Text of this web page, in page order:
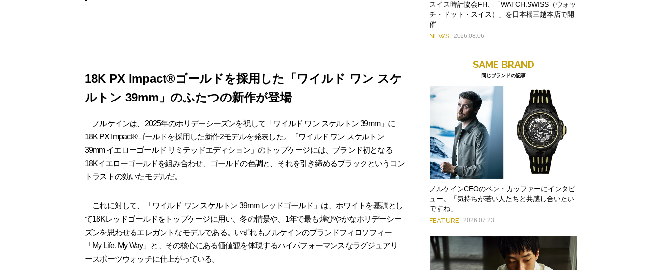
18K PX Impact®ゴールドを採用した「ワイルド ワン スケ
ルトン 39mm」のふたつの新作が登場
ノルケインは、2025年のホリデーシーズンを祝して「ワイルド ワン スケルトン 39mm」に
18K PX Impact®ゴールドを採用した新作2モデルを発表した。「ワイルド ワン スケルトン
39mm イエローゴールド リミテッドエディション」のトップケージには、ブランド初となる
18Kイエローゴールドを組み合わせ、ゴールドの色調と、それを引き締めるブラックというコン
トラストの効いたモデルだ。
これに対して、「ワイルド ワン スケルトン 39mm レッドゴールド」は、ホワイトを基調とし
て18Kレッドゴールドをトップケージに用い、冬の情景や、1年で最も煌びやかなホリデーシー
ズンを思わせるエレガントなモデルである。いずれもノルケインのブランドフィロソフィー
「My Life, My Way」と、その核心にある価値観を体現するハイパフォーマンスなラグジュアリ
ースポーツウォッチに仕上がっている。
スイス時計協会FH、「WATCH.SWISS（ウォッ
チ・ドット・スイス）」を日本橋三越本店で開
催
NEWS 2026.08.06
SAME BRAND
同じブランドの記事
ノルケインCEOのベン・カッファーにインタビ
ュー。「気持ちが若い人たちと共感し合いたい
ですね」
FEATURE 2026.07.23